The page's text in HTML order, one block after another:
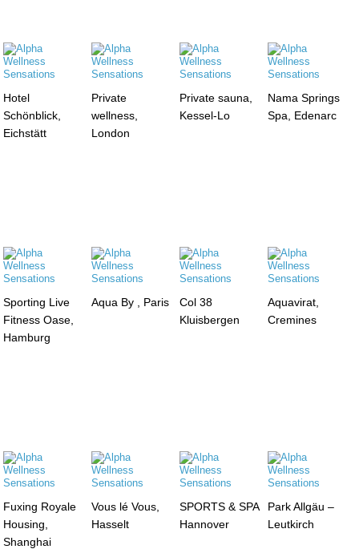
Hotel
Schönblick,
Eichstätt
Private
wellness,
London
Private sauna,
Kessel-Lo
Nama Springs
Spa, Edenarc
Sporting Live
Fitness Oase,
Hamburg
Aqua By , Paris
Col 38
Kluisbergen
Aquavirat,
Cremines
Fuxing Royale
Housing,
Shanghai
Vous lé Vous,
Hasselt
SPORTS & SPA
Hannover
Park Allgäu –
Leutkirch